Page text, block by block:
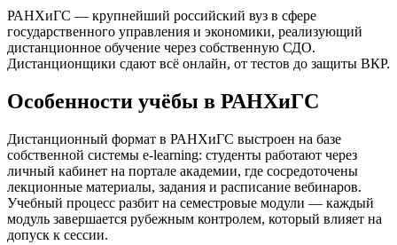
РАНХиГС — крупнейший российский вуз в сфере
государственного управления и экономики, реализующий
дистанционное обучение через собственную СДО.
Дистанционщики сдают всё онлайн, от тестов до защиты ВКР.
Особенности учёбы в РАНХиГС
Дистанционный формат в РАНХиГС выстроен на базе
собственной системы e-learning: студенты работают через
личный кабинет на портале академии, где сосредоточены
лекционные материалы, задания и расписание вебинаров.
Учебный процесс разбит на семестровые модули — каждый
модуль завершается рубежным контролем, который влияет на
допуск к сессии.